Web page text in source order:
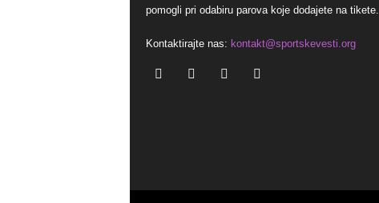
pomogli pri odabiru parova koje dodajete na tikete.
Kontaktirajte nas: kontakt@sportskevesti.org